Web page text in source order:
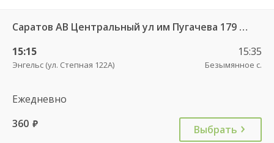
Саратов АВ Центральный ул им Пугачева 179 А — Красный Кут (ул Рабочая 125 А) 622
15:15
Энгельс (ул. Степная 122А)
15:35
Безымянное с.
Ежедневно
360 руб. Выбрать